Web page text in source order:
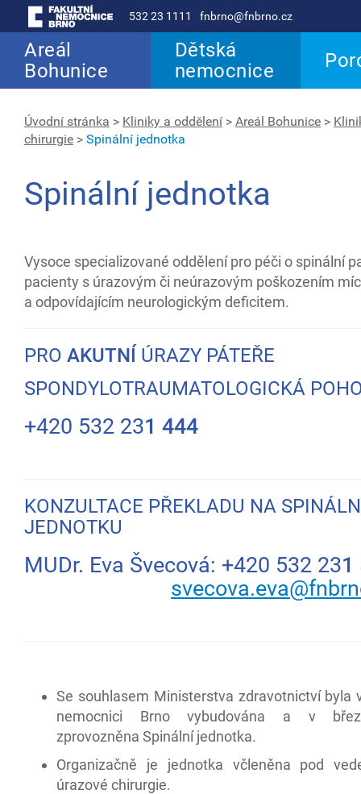
532 23 1111 fnbrno@fnbrno.cz
Areál
Bohunice
Dětská
nemocnice
Úvodní stránka > Kliniky a oddělení > Areál Bohunice >
chirurgie > Spinální jednotka
Spinální jednotka
Vysoce specializované oddělení pro péči o spinální
pacienty s úrazovým či neúrazovým poškozením
a odpovídajícím neurologickým deficitem.
PRO AKUTNÍ ÚRAZY PÁTEŘE
SPONDYLOTRAUMATOLOGICKÁ
+420 532 231 444
KONZULTACE PŘEKLADU NA
JEDNOTKU
MUDr. Eva Švecová: +420 532 231
Se souhlasem Ministerstva zdravotnictví byla
nemocnici Brno vybudována a v
zprovozněna Spinální jednotka.
Organizačně je jednotka včleněna pod
úrazové chirurgie.